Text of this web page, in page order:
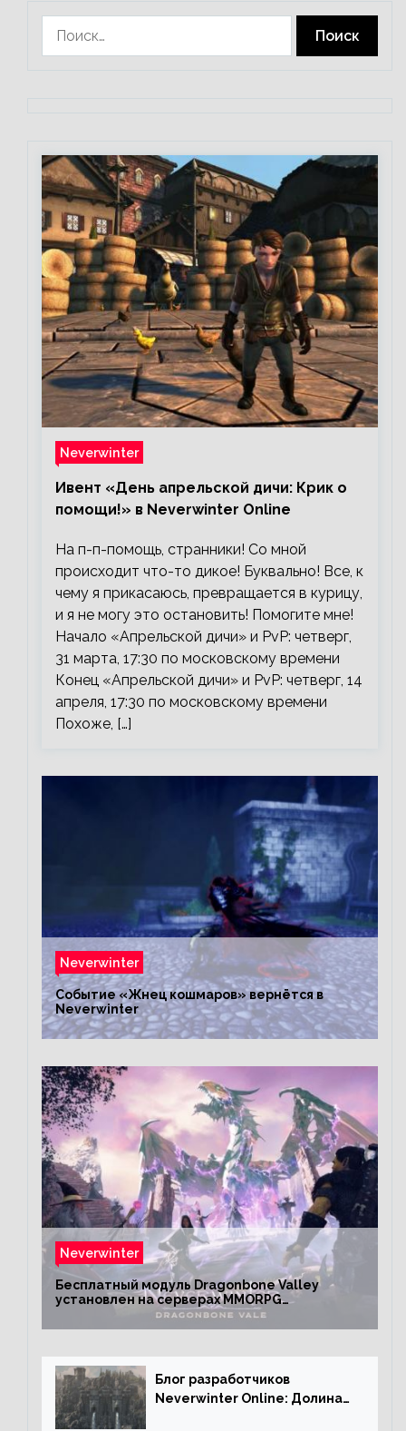
Neverwinter
Ивент «День апрельской дичи: Крик о
помощи!» в Neverwinter Online
На п-п-помощь, странники! Со мной
происходит что-то дикое! Буквально! Все, к
чему я прикасаюсь, превращается в курицу,
и я не могу это остановить! Помогите мне!
Начало «Апрельской дичи» и PvP: четверг,
31 марта, 17:30 по московскому времени
Конец «Апрельской дичи» и PvP: четверг, 14
апреля, 17:30 по московскому времени
Похоже, […]
Neverwinter
Событие «Жнец кошмаров» вернётся в
Neverwinter
Neverwinter
Бесплатный модуль Dragonbone Valley
установлен на серверах MMORPG
Блог разработчиков
Neverwinter Online: Долина